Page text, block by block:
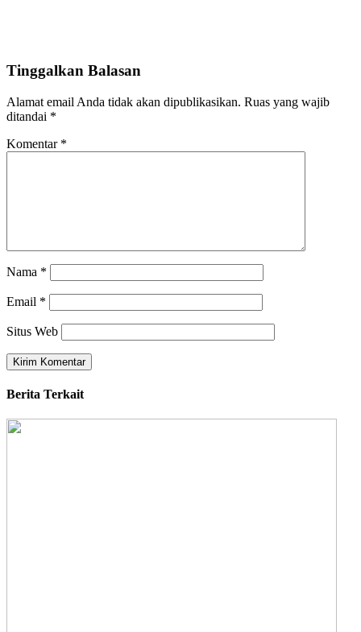
Tinggalkan Balasan
Alamat email Anda tidak akan dipublikasikan. Ruas yang wajib
ditandai *
Komentar *
Nama *
Email *
Situs Web
Berita Terkait